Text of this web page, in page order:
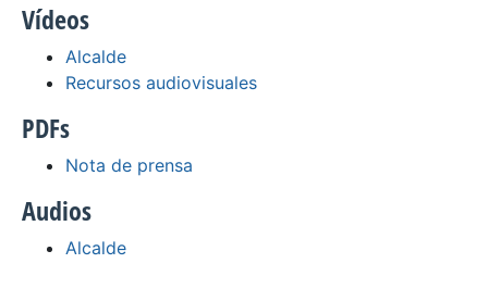
Vídeos
Alcalde
Recursos audiovisuales
PDFs
Nota de prensa
Audios
Alcalde